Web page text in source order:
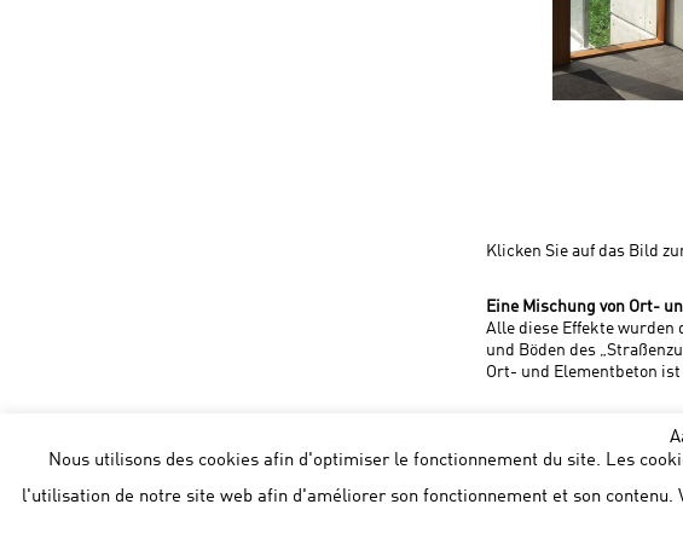
Klicken Sie auf das Bild
Eine Mischung von Ort-
Alle diese Effekte wurden
und Böden des
Ort- und Elementbeton
Nous utilisons des cookies afin d'optimiser le fonctionnement du site. Les
l'utilisation de notre site web afin d'améliorer son fonctionnement et son